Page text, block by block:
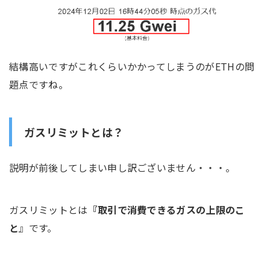
結構高いですがこれくらいかかってしまうのがETHの問
題点ですね。
ガスリミットとは？
説明が前後してしまい申し訳ございません・・・。
ガスリミットとは 『取引で消費できるガスの上限のこ
と 』です。